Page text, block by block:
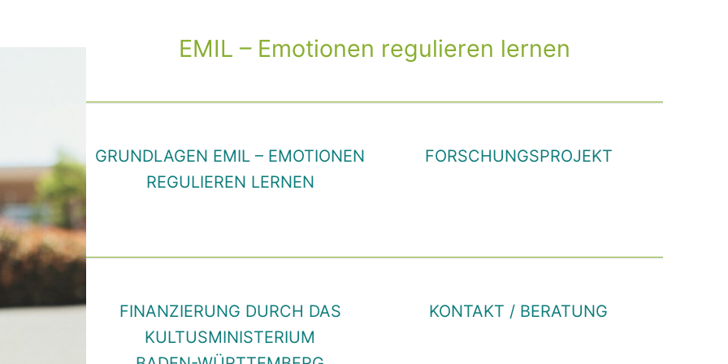
EMIL – Emotionen regulieren lernen
GRUNDLAGEN EMIL – EMOTIONEN
REGULIEREN LERNEN
FORSCHUNGSPROJEKT
FINANZIERUNG DURCH DAS
KULTUSMINISTERIUM
KONTAKT / BERATUNG